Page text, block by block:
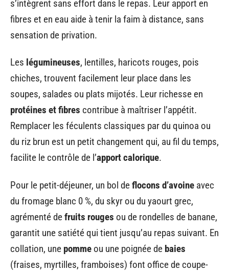
s’intègrent sans effort dans le repas. Leur apport en
fibres et en eau aide à tenir la faim à distance, sans
sensation de privation.
Les légumineuses, lentilles, haricots rouges, pois
chiches, trouvent facilement leur place dans les
soupes, salades ou plats mijotés. Leur richesse en
protéines et fibres contribue à maîtriser l’appétit.
Remplacer les féculents classiques par du quinoa ou
du riz brun est un petit changement qui, au fil du temps,
facilite le contrôle de l’apport calorique.
Pour le petit-déjeuner, un bol deflocons d’avoine avec
du fromage blanc 0 %, du skyr ou du yaourt grec,
agrémenté defruits rouges ou de rondelles de banane,
garantit une satiété qui tient jusqu’au repas suivant. En
collation, une pomme ou une poignée de baies
(fraises, myrtilles, framboises) font office de coupe-